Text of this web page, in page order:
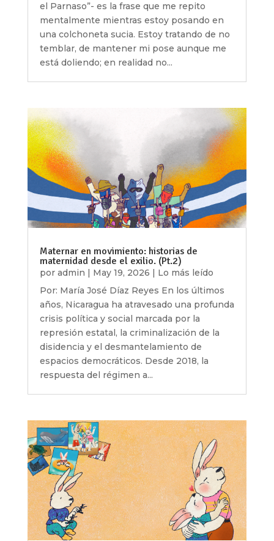
el Parnaso”- es la frase que me repito
mentalmente mientras estoy posando en
una colchoneta sucia. Estoy tratando de no
temblar, de mantener mi pose aunque me
está doliendo; en realidad no...
Maternar en movimiento: historias de
maternidad desde el exilio. (Pt.2)
por admin May 19, 2026
Lo más leído
Por: María José Díaz Reyes En los últimos
años, Nicaragua ha atravesado una profunda
crisis política y social marcada por la
represión estatal, la criminalización de la
disidencia y el desmantelamiento de
espacios democráticos. Desde 2018, la
respuesta del régimen a...